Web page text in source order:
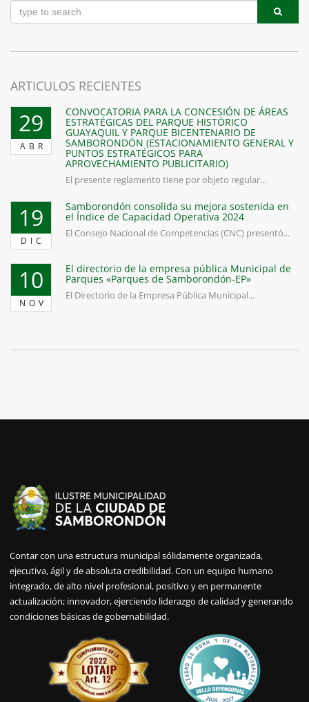
ARTICULOS RECIENTES
29
ABR
CONVOCATORIA PARA LA CONCESIÓN DE ÁREAS
ESTRATÉGICAS DEL PARQUE HISTÓRICO
GUAYAQUIL Y PARQUE BICENTENARIO DE
SAMBORONDÓN (ESTACIONAMIENTO GENERAL Y
PUNTOS ESTRATÉGICOS PARA
APROVECHAMIENTO PUBLICITARIO)
El presente reglamento tiene por objeto regular...
19
DIC
Samborondón consolida su mejora sostenida en
el Índice de Capacidad Operativa 2024
El Consejo Nacional de Competencias (CNC) presentó...
10
NOV
El directorio de la empresa pública Municipal de
Parques «Parques de Samborondón-EP»
El Directorio de la Empresa Pública Municipal...
Contar con una estructura municipal sólidamente organizada,
ejecutiva, ágil y de absoluta credibilidad. Con un equipo humano
integrado, de alto nivel profesional, positivo y en permanente
actualización; innovador, ejerciendo liderazgo de calidad y generando
condiciones básicas de gobernabilidad.